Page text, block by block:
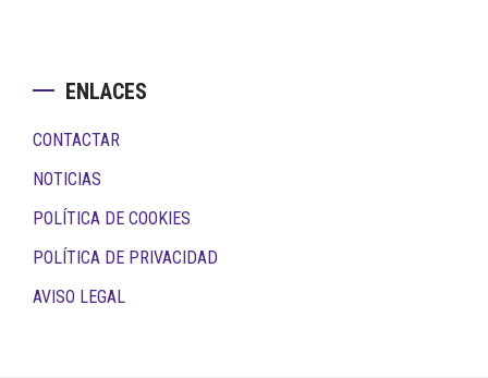
ENLACES
CONTACTAR
NOTICIAS
POLÍTICA DE COOKIES
POLÍTICA DE PRIVACIDAD
AVISO LEGAL